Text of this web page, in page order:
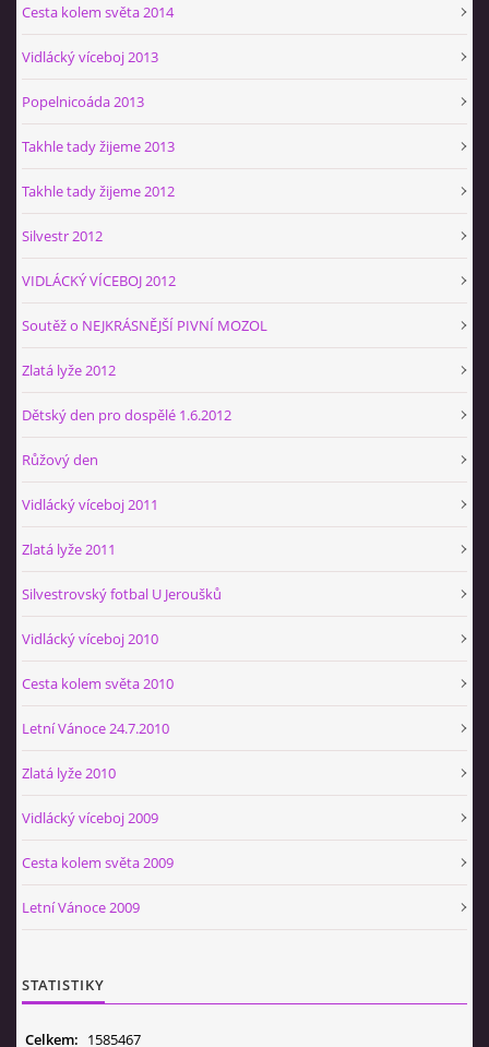
Cesta kolem světa 2014
Vidlácký víceboj 2013
Popelnicoáda 2013
Takhle tady žijeme 2013
Takhle tady žijeme 2012
Silvestr 2012
VIDLÁCKÝ VÍCEBOJ 2012
Soutěž o NEJKRÁSNĚJŠÍ PIVNÍ MOZOL
Zlatá lyže 2012
Dětský den pro dospělé 1.6.2012
Růžový den
Vidlácký víceboj 2011
Zlatá lyže 2011
Silvestrovský fotbal U Jeroušků
Vidlácký víceboj 2010
Cesta kolem světa 2010
Letní Vánoce 24.7.2010
Zlatá lyže 2010
Vidlácký víceboj 2009
Cesta kolem světa 2009
Letní Vánoce 2009
STATISTIKY
Celkem: 1585467